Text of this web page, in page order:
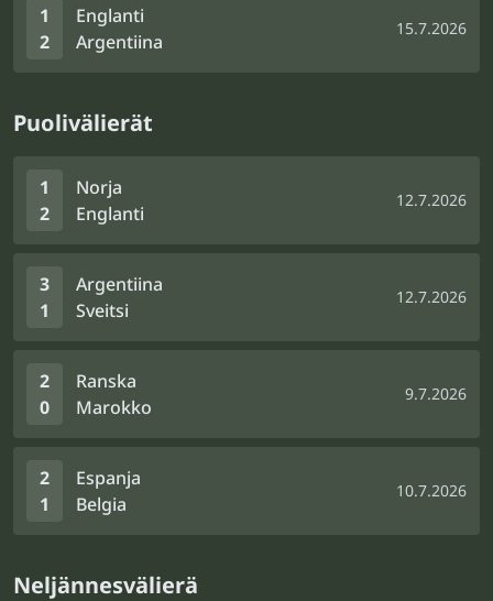
1
2
Englanti
Argentiina
15.7.2026
Puolivälierät
1
2
Norja
Englanti
12.7.2026
3
1
Argentiina
Sveitsi
12.7.2026
2
0
Ranska
Marokko
9.7.2026
2
1
Espanja
Belgia
10.7.2026
Neljännesvälierä